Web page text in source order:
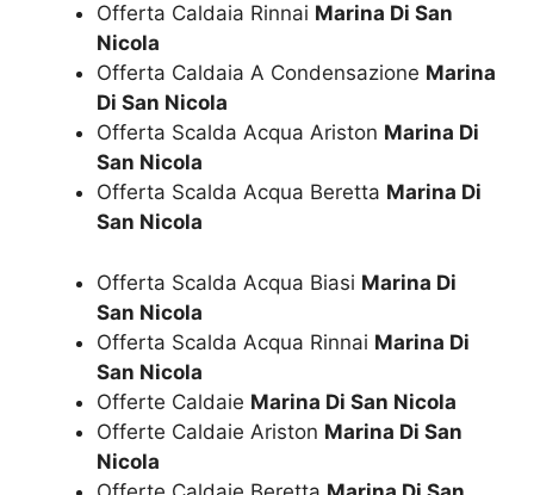
Offerta Caldaia Rinnai Marina Di San
Nicola
Offerta Caldaia A Condensazione Marina
Di San Nicola
Offerta Scalda Acqua Ariston Marina Di
San Nicola
Offerta Scalda Acqua Beretta Marina Di
San Nicola
Offerta Scalda Acqua Biasi Marina Di
San Nicola
Offerta Scalda Acqua Rinnai Marina Di
San Nicola
Offerte Caldaie Marina Di San Nicola
Offerte Caldaie Ariston Marina Di San
Nicola